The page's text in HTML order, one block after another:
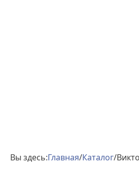
Вы здесь:Главная/Каталог/